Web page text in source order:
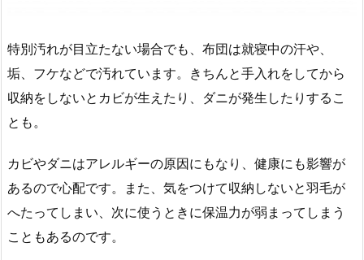
特別汚れが目立たない場合でも、布団は就寝中の汗や、
垢、フケなどで汚れています。きちんと手入れをしてから
収納をしないとカビが生えたり、ダニが発生したりするこ
とも。
カビやダニはアレルギーの原因にもなり、健康にも影響が
あるので心配です。また、気をつけて収納しないと羽毛が
へたってしまい、次に使うときに保温力が弱まってしまう
こともあるのです。